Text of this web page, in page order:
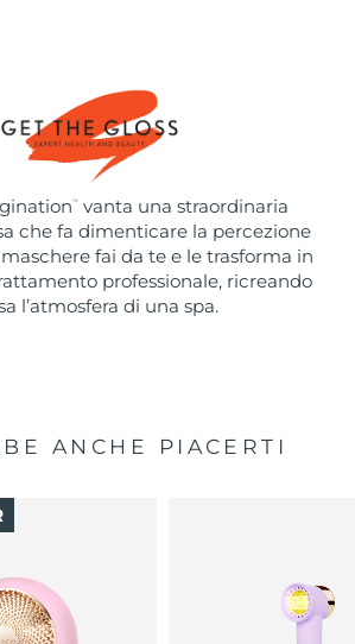
™
vanta una straordinaria
che fa dimenticare la percezione
fai da te e le trasforma in
professionale, ricreando
l’atmosfera di una spa.
ANCHE PIACERTI